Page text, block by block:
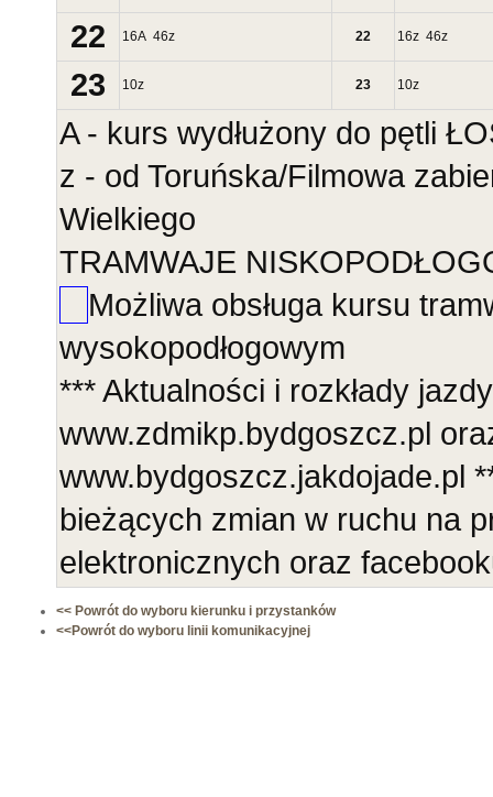
22 16A 46z 22 16z 46z
23 10z 23 10z
A - kurs wydłużony do pętli
z - od Toruńska/Filmowa
Wielkiego
TRAMWAJE
Możliwa obsługa kursu
wysokopodłogowym
*** Aktualności i rozkłady
www.zdmikp.bydgoszcz.pl
www.bydgoszcz.jakdojade.pl
bieżących zmian w ruchu na
elektronicznych oraz
<< Powrót do wyboru kierunku i przystanków
<<Powrót do wyboru linii komunikacyjnej